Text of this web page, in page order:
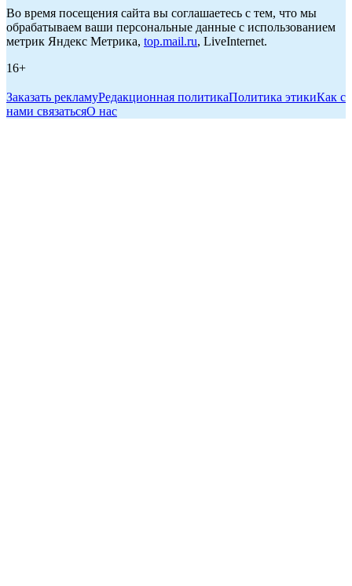
Во время посещения сайта вы соглашаетесь с тем, что мы
обрабатываем ваши персональные данные с использованием
метрик Яндекс Метрика, top.mail.ru, LiveInternet.
16+
Заказать рекламуРедакционная политикаПолитика этикиКак с
нами связатьсяО нас